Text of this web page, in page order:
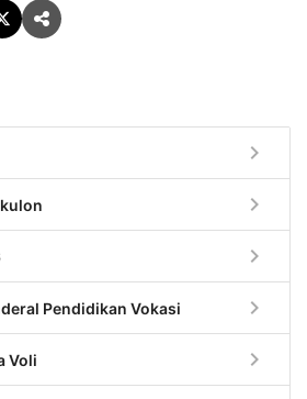
chevron_right
chevron_right
chevron_right
Pendidikan Vokasi chevron_right
Voli chevron_right